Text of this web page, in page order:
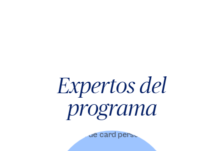
Expertos del
programa